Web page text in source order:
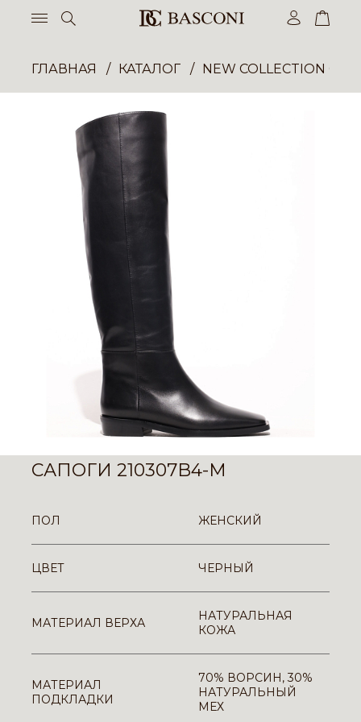
ГЛАВНАЯ КАТАЛОГ NEW COLLECTION
САПОГИ 210307B4-M
ПОЛ ЖЕНСКИЙ
ЦВЕТ ЧЕРНЫЙ
МАТЕРИАЛ ВЕРХА
НАТУРАЛЬНАЯ
КОЖА
МАТЕРИАЛ
ПОДКЛАДКИ
70% ВОРСИН, 30%
НАТУРАЛЬНЫЙ
МЕХ